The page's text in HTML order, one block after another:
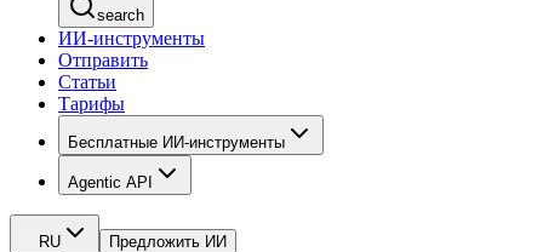
search
ИИ-инструменты
Отправить
Статьи
Тарифы
Бесплатные ИИ-инструменты
Agentic API
RU
Предложить ИИ